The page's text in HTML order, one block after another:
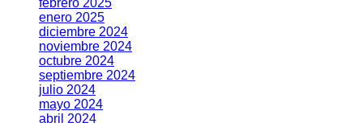
enero 2025
diciembre 2024
noviembre 2024
octubre 2024
septiembre 2024
julio 2024
mayo 2024
abril 2024